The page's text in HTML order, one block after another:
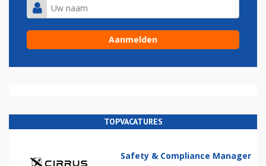
TOPVACATURES
Safety & Compliance Manager